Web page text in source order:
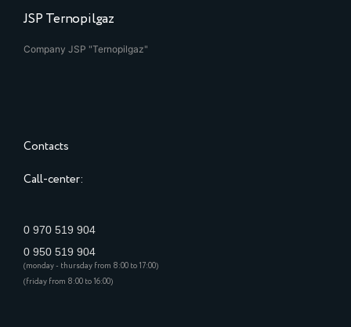
JSP Ternopilgaz
Company JSP "Ternopilgaz"
Contacts
Call-center:
0 970 519 904
0 950 519 904
(monday - thursday from 8:00 to 17:00)
(friday from 8:00 to 16:00)